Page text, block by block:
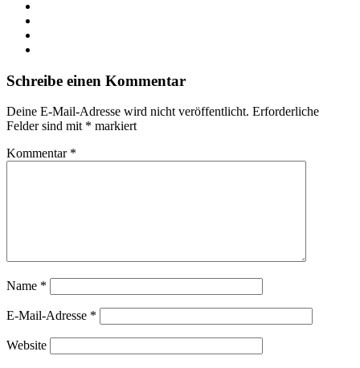
Schreibe einen Kommentar
Deine E-Mail-Adresse wird nicht veröffentlicht. Erforderliche
Felder sind mit * markiert
Kommentar *
Name *
E-Mail-Adresse *
Website